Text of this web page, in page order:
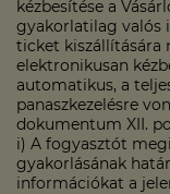
kézbesítése a
gyakorlatilag valós
ticket kiszállítására
elektronikusan
automatikus, a
panaszkezelésre
dokumentum XII.
i) A fogyasztót
gyakorlásának
információkat a